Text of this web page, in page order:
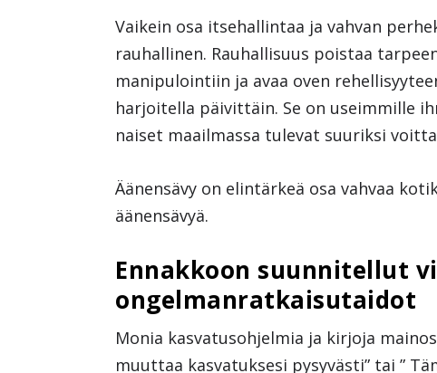
Vaikein osa itsehallintaa ja vahvan
rauhallinen. Rauhallisuus poistaa
manipulointiin ja avaa oven
harjoitella päivittäin. Se on useimmille
naiset maailmassa tulevat suuriksi
Äänensävy on elintärkeä osa vahvaa
äänensävyä.
Ennakkoon suunnitellut
ongelmanratkaisutaidot
Monia kasvatusohjelmia ja kirjoja
muuttaa kasvatuksesi pysyvästi” tai ”